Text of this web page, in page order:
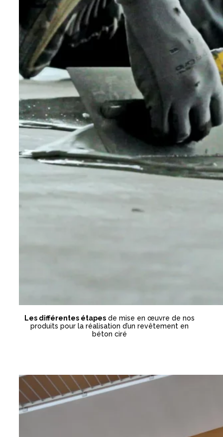
Les différentes étapesde mise en œuvre de nos
produits pour la réalisation d’un revêtement en
béton ciré